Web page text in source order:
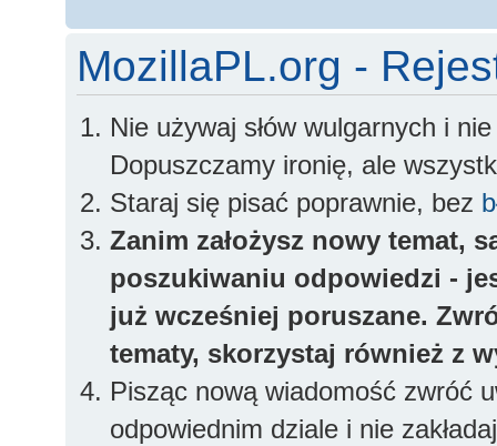
MozillaPL.org -
Nie używaj słów wulgarnych i
Dopuszczamy ironię, ale
Staraj się pisać poprawnie, bez
Zanim założysz nowy temat,
poszukiwaniu odpowiedzi -
już wcześniej poruszane.
tematy, skorzystaj również z
Pisząc nową wiadomość zwróć
odpowiednim dziale i nie